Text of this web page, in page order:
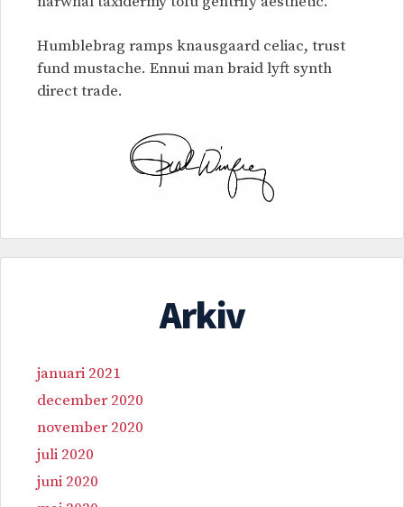
Humblebrag ramps knausgaard celiac, trust
fund mustache. Ennui man braid lyft synth
direct trade.
Arkiv
januari 2021
december 2020
november 2020
juli 2020
juni 2020